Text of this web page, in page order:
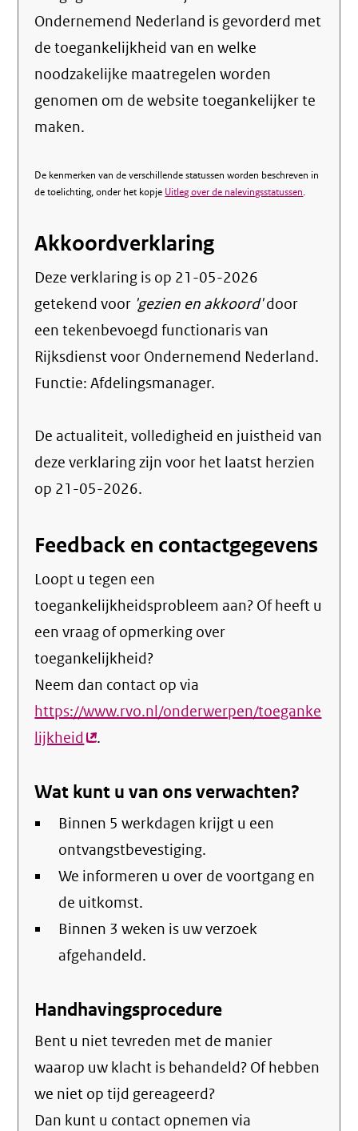
Ondernemend Nederland is gevorderd met
de toegankelijkheid van en welke
noodzakelijke maatregelen worden
genomen om de website toegankelijker te
maken.
De kenmerken van de verschillende statussen worden beschreven in
de toelichting, onder het kopje Uitleg over de nalevingsstatussen.
Akkoordverklaring
Deze verklaring is op 21-05-2026
getekend voor 'gezien en akkoord'door
een tekenbevoegd functionaris van
Rijksdienst voor Ondernemend Nederland.
Functie:Afdelingsmanager.
De actualiteit, volledigheid en juistheid van
deze verklaring zijn voor het laatst herzien
op 21-05-2026.
Feedback en contactgegevens
Loopt u tegen een
toegankelijkheidsprobleem aan? Of heeft u
een vraag of opmerking over
toegankelijkheid?
Neem dan contact op via
https://www.rvo.nl/onderwerpen/toeganke
lijkheid(externe
.
Wat kunt u van ons verwachten?
Binnen 5 werkdagen krijgt u een
ontvangstbevestiging.
We informeren u over de voortgang en
de uitkomst.
Binnen 3 weken is uw verzoek
afgehandeld.
Handhavingsprocedure
Bent u niet tevreden met de manier
waarop uw klacht is behandeld? Of hebben
we niet op tijd gereageerd?
Dan kunt u contact opnemen via